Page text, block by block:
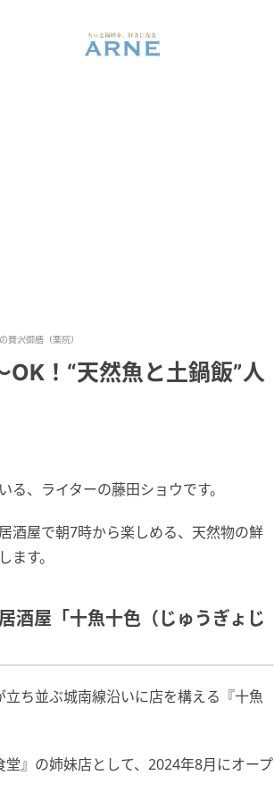
贅沢御膳（薬院）
OK！“天然魚と土鍋飯”人
、ライターの藤田ショウです。
酒屋で朝7時から楽しめる、天然物の鮮
す。
酒屋「十魚十色（じゅうぎょじ
ち並ぶ城南線沿いに店を構える『十魚
』の姉妹店として、2024年8月にオープ